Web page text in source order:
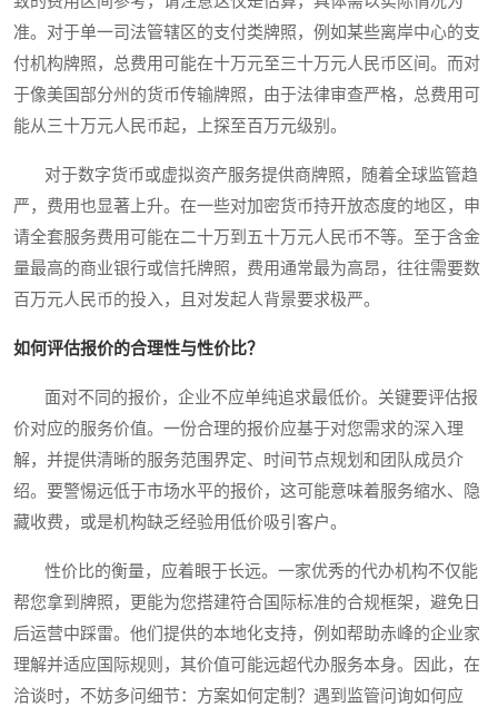
准。对于单一司法管辖区的支付类牌照，例如某些离岸中心的支
付机构牌照，总费用可能在十万元至三十万元人民币区间。而对
于像美国部分州的货币传输牌照，由于法律审查严格，总费用可
能从三十万元人民币起，上探至百万元级别。
对于数字货币或虚拟资产服务提供商牌照，随着全球监管趋
严，费用也显著上升。在一些对加密货币持开放态度的地区，申
请全套服务费用可能在二十万到五十万元人民币不等。至于含金
量最高的商业银行或信托牌照，费用通常最为高昂，往往需要数
百万元人民币的投入，且对发起人背景要求极严。
如何评估报价的合理性与性价比？
面对不同的报价，企业不应单纯追求最低价。关键要评估报
价对应的服务价值。一份合理的报价应基于对您需求的深入理
解，并提供清晰的服务范围界定、时间节点规划和团队成员介
绍。要警惕远低于市场水平的报价，这可能意味着服务缩水、隐
藏收费，或是机构缺乏经验用低价吸引客户。
性价比的衡量，应着眼于长远。一家优秀的代办机构不仅能
帮您拿到牌照，更能为您搭建符合国际标准的合规框架，避免日
后运营中踩雷。他们提供的本地化支持，例如帮助赤峰的企业家
理解并适应国际规则，其价值可能远超代办服务本身。因此，在
洽谈时，不妨多问细节：方案如何定制？遇到监管问询如何应